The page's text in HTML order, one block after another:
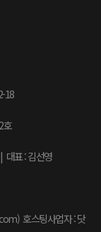
18
호
| 대표 : 김선영
호스팅사업자 : 닷